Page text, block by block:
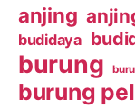
anjing
budidaya
burung
burung